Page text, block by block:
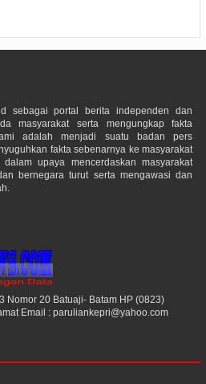
sebagai portal berita independen dan
masyarakat serta mengungkap fakta
adalah menjadi suatu badan pers
fakta sebenarnya ke masyarakat
upaya mencerdaskan masyarakat
bernegara turut serta mengawasi dan
Nomor 20 Batuaji- Batam HP (0823)
Email : paruliankepri@yahoo.com